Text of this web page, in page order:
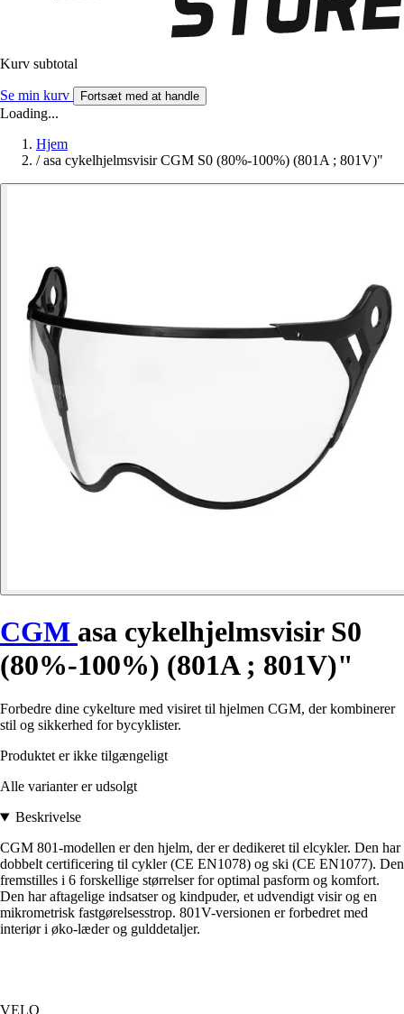
Kurv subtotal
Se min kurv Fortsæt med at handle
Loading...
Hjem
/ asa cykelhjelmsvisir CGM S0 (80%-100%) (801A ; 801V)"
CGM asa cykelhjelmsvisir S0
(80%-100%) (801A ; 801V)"
Forbedre dine cykelture med visiret til hjelmen CGM, der kombinerer
stil og sikkerhed for bycyklister.
Produktet er ikke tilgængeligt
Alle varianter er udsolgt
Beskrivelse
CGM 801-modellen er den hjelm, der er dedikeret til elcykler. Den har
dobbelt certificering til cykler (CE EN1078) og ski (CE EN1077). Den
fremstilles i 6 forskellige størrelser for optimal pasform og komfort.
Den har aftagelige indsatser og kindpuder, et udvendigt visir og en
mikrometrisk fastgørelsesstrop. 801V-versionen er forbedret med
interiør i øko-læder og gulddetaljer.
VELO